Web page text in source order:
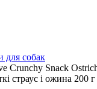
для собак
Crunchy Snack
страус і ожина 200 г